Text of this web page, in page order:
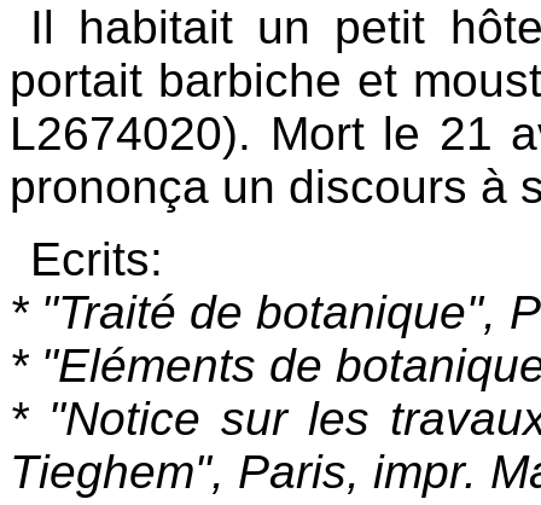
Il habitait un petit
portait barbiche et
L2674020). Mort le 21
prononça un discours à
Ecrits:
* "Traité de botanique",
* "Eléments de
* "Notice sur les
Tieghem", Paris, impr.